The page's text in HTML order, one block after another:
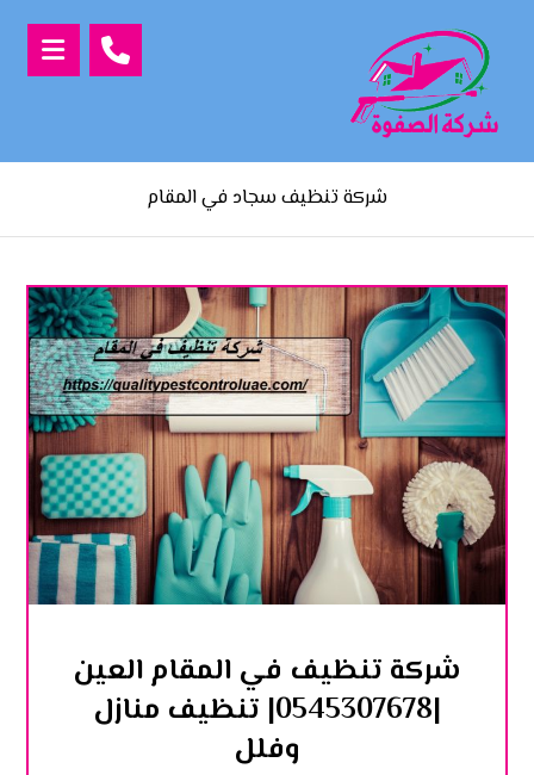
شركة تنظيف سجاد في المقام
شركة تنظيف في المقام العين
|0545307678| تنظيف منازل
وفلل